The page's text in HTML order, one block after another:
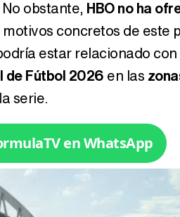
obstante, HBO no ha
concretos de este
estar relacionado
de Fútbol 2026 en las
serie.
en WhatsApp